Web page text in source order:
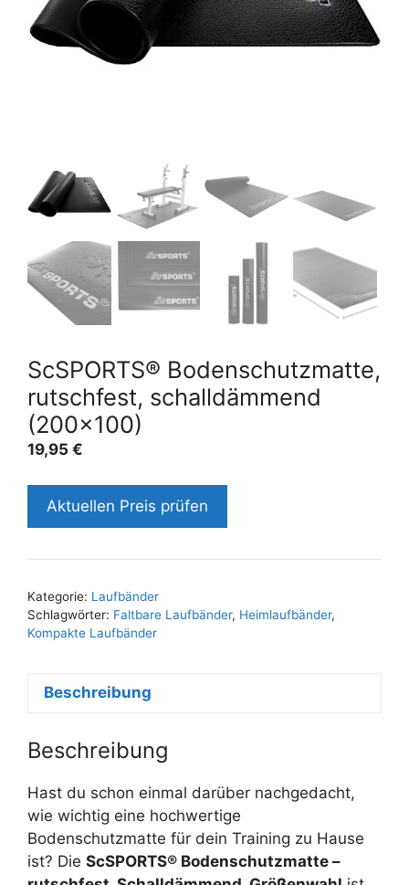
ScSPORTS® Bodenschutzmatte,
rutschfest, schalldämmend
(200×100)
19,95 €
Aktuellen Preis prüfen
Kategorie: Laufbänder
Schlagwörter: Faltbare Laufbänder, Heimlaufbänder,
Kompakte Laufbänder
Beschreibung
Beschreibung
Hast du schon einmal darüber nachgedacht,
wie wichtig eine hochwertige
Bodenschutzmatte für dein Training zu Hause
ist? Die ScSPORTS® Bodenschutzmatte –